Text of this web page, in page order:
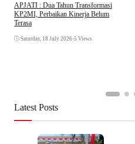
APJATI : Dua Tahun Transformasi
KP2MI, Perbaikan Kinerja Belum
Terasa
Saturday, 18 July 2026•5 Views
Latest Posts